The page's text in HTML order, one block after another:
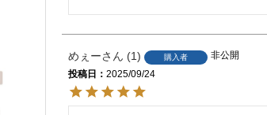
めぇー 1 購入者
非公開
投稿日
2025/09/24